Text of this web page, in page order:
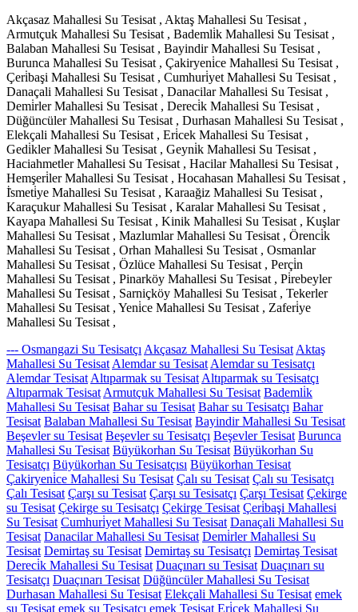
Akçasaz Mahallesi Su Tesisat , Aktaş Mahallesi Su Tesisat ,
Armutçuk Mahallesi Su Tesisat , Bademli̇k Mahallesi Su Tesisat ,
Balaban Mahallesi Su Tesisat , Bayindir Mahallesi Su Tesisat ,
Burunca Mahallesi Su Tesisat , Çakiryeni̇ce Mahallesi Su Tesisat ,
Çeri̇başi Mahallesi Su Tesisat , Cumhuri̇yet Mahallesi Su Tesisat ,
Danaçali Mahallesi Su Tesisat , Danacilar Mahallesi Su Tesisat ,
Demi̇rler Mahallesi Su Tesisat , Dereci̇k Mahallesi Su Tesisat ,
Düğüncüler Mahallesi Su Tesisat , Durhasan Mahallesi Su Tesisat ,
Elekçali Mahallesi Su Tesisat , Eri̇cek Mahallesi Su Tesisat ,
Gedi̇kler Mahallesi Su Tesisat , Geyni̇k Mahallesi Su Tesisat ,
Haciahmetler Mahallesi Su Tesisat , Hacilar Mahallesi Su Tesisat ,
Hemşeri̇ler Mahallesi Su Tesisat , Hocahasan Mahallesi Su Tesisat ,
İ̇smeti̇ye Mahallesi Su Tesisat , Karaağiz Mahallesi Su Tesisat ,
Karaçukur Mahallesi Su Tesisat , Karalar Mahallesi Su Tesisat ,
Kayapa Mahallesi Su Tesisat , Kinik Mahallesi Su Tesisat , Kuşlar
Mahallesi Su Tesisat , Mazlumlar Mahallesi Su Tesisat , Örenci̇k
Mahallesi Su Tesisat , Orhan Mahallesi Su Tesisat , Osmanlar
Mahallesi Su Tesisat , Özlüce Mahallesi Su Tesisat , Perçi̇n
Mahallesi Su Tesisat , Pinarköy Mahallesi Su Tesisat , Pi̇rebeyler
Mahallesi Su Tesisat , Sarniçköy Mahallesi Su Tesisat , Tekerler
Mahallesi Su Tesisat , Yeni̇ce Mahallesi Su Tesisat , Zaferi̇ye
Mahallesi Su Tesisat ,
--- Osmangazi Su Tesisatçı Akçasaz Mahallesi Su Tesisat Aktaş
Mahallesi Su Tesisat Alemdar su Tesisat Alemdar su Tesisatçı
Alemdar Tesisat Altıparmak su Tesisat Altıparmak su Tesisatçı
Altıparmak Tesisat Armutçuk Mahallesi Su Tesisat Bademli̇k
Mahallesi Su Tesisat Bahar su Tesisat Bahar su Tesisatçı Bahar
Tesisat Balaban Mahallesi Su Tesisat Bayindir Mahallesi Su Tesisat
Beşevler su Tesisat Beşevler su Tesisatçı Beşevler Tesisat Burunca
Mahallesi Su Tesisat Büyükorhan Su Tesisat Büyükorhan Su
Tesisatçı Büyükorhan Su Tesisatçısı Büyükorhan Tesisat
Çakiryeni̇ce Mahallesi Su Tesisat Çalı su Tesisat Çalı su Tesisatçı
Çalı Tesisat Çarşı su Tesisat Çarşı su Tesisatçı Çarşı Tesisat Çekirge
su Tesisat Çekirge su Tesisatçı Çekirge Tesisat Çeri̇başi Mahallesi
Su Tesisat Cumhuri̇yet Mahallesi Su Tesisat Danaçali Mahallesi Su
Tesisat Danacilar Mahallesi Su Tesisat Demi̇rler Mahallesi Su
Tesisat Demirtaş su Tesisat Demirtaş su Tesisatçı Demirtaş Tesisat
Dereci̇k Mahallesi Su Tesisat Duaçınarı su Tesisat Duaçınarı su
Tesisatçı Duaçınarı Tesisat Düğüncüler Mahallesi Su Tesisat
Durhasan Mahallesi Su Tesisat Elekçali Mahallesi Su Tesisat emek
su Tesisat emek su Tesisatçı emek Tesisat Eri̇cek Mahallesi Su